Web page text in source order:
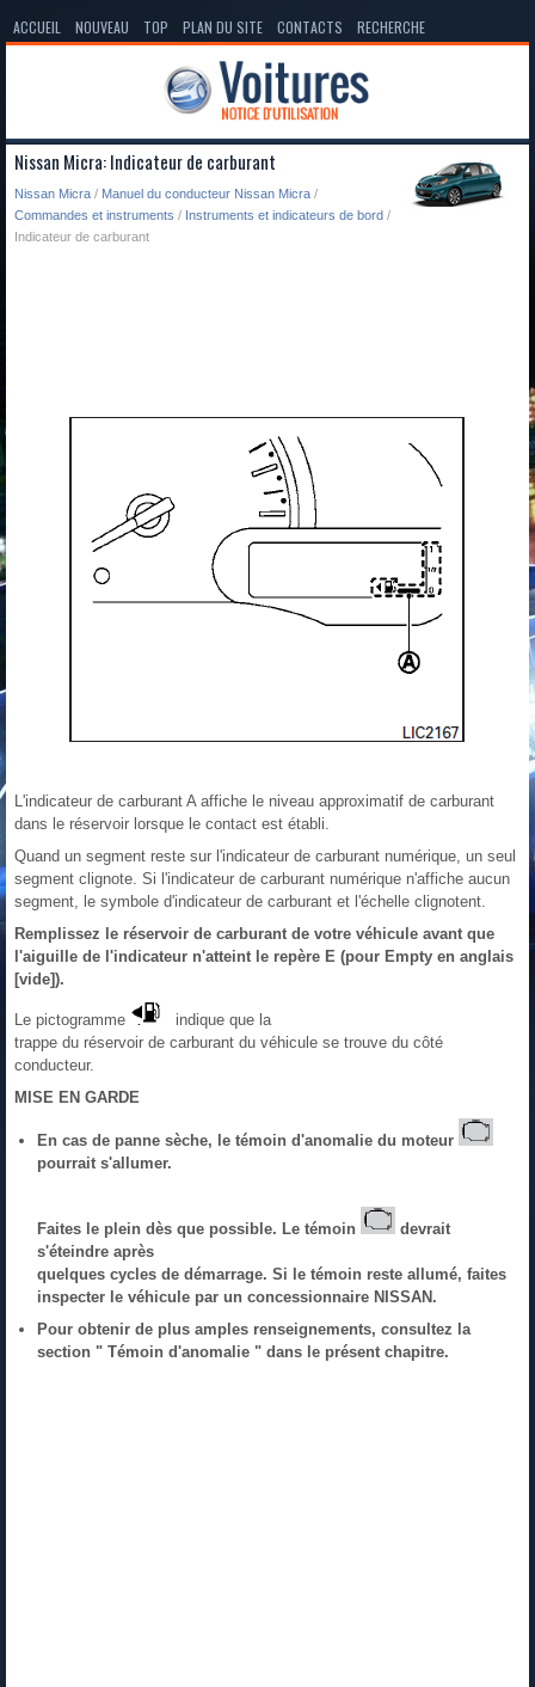
ACCUEIL NOUVEAU TOP PLAN DU SITE CONTACTS RECHERCHE
Nissan Micra: Indicateur de carburant
Nissan Micra / Manuel du conducteur Nissan Micra /
Commandes et instruments / Instruments et indicateurs de bord /
Indicateur de carburant
L'indicateur de carburant A affiche le niveau approximatif de carburant
dans le réservoir lorsque le contact est établi.
Quand un segment reste sur l'indicateur de carburant numérique, un seul
segment clignote. Si l'indicateur de carburant numérique n'affiche aucun
segment, le symbole d'indicateur de carburant et l'échelle clignotent.
Remplissez le réservoir de carburant de votre véhicule avant que
l'aiguille de l'indicateur n'atteint le repère E (pour Empty en anglais
[vide]).
Le pictogramme
indique que la
trappe du réservoir de carburant du véhicule se trouve du côté
conducteur.
MISE EN GARDE
En cas de panne sèche, le témoin d'anomalie du moteur
pourrait s'allumer.
Faites le plein dès que possible. Le témoin
devrait
s'éteindre après
quelques cycles de démarrage. Si le témoin reste allumé, faites
inspecter le véhicule par un concessionnaire NISSAN.
Pour obtenir de plus amples renseignements, consultez la
section " Témoin d'anomalie " dans le présent chapitre.